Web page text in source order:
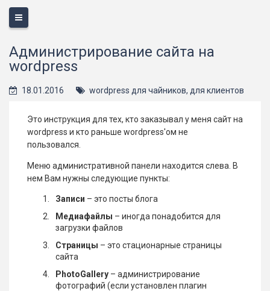
Меню
Администрирование сайта на
wordpress
18.01.2016 wordpress для чайников, для клиентов
Это инструкция для тех, кто заказывал у меня сайт на
wordpress и кто раньше wordpress'ом не
пользовался.
Меню административной панели находится слева. В
нем Вам нужны следующие пункты:
Записи – это посты блога
Медиафайлы – иногда понадобится для
загрузки файлов
Страницы – это стационарные страницы
сайта
PhotoGallery – администрирование
фотографий (если установлен плагин